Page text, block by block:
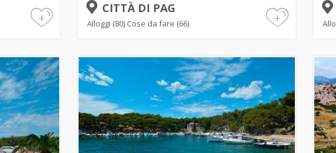
+
CITTÀ DI PAG
Alloggi (80) Cose da fare (66) +